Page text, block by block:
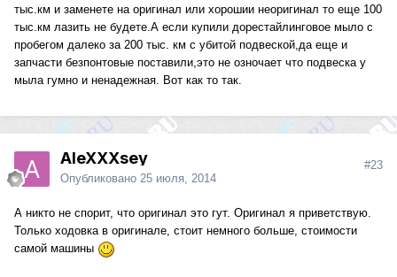
тыс.км и заменете на оригинал или хорошии неоригинал то еще 100
тыс.км лазить не будете.А если купили дорестайлинговое мыло с
пробегом далеко за 200 тыс. км с убитой подвеской,да еще и
запчасти безпонтовые поставили,это не озночает что подвеска у
мыла гумно и ненадежная. Вот как то так.
AleXXXsey
Опубликовано 25 июля, 2014
#23
А никто не спорит, что оригинал это гут. Оригинал я приветствую.
Только ходовка в оригинале, стоит немного больше, стоимости
самой машины